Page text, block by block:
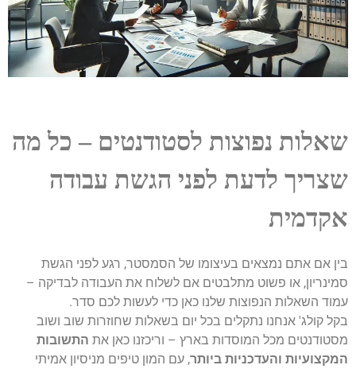
שאלות נפוצות לסטודנטים – כל מה
שצריך לדעת לפני הגשת עבודה
אקדמית
בין אם אתם נמצאים בעיצומו של הסמסטר, רגע לפני הגשת
סמינריון, או פשוט מתלבטים אם לשלוח את העבודה לבדיקה –
עמוד השאלות הנפוצות שלנו כאן כדי לעשות לכם סדר.
בקל קולג' אנחנו נתקלים בכל יום בשאלות שחוזרות שוב ושוב
מסטודנטים מכל המוסדות בארץ – וריכזנו כאן את התשובות
המקצועיות והעדכניות ביותר, עם המון טיפים מניסיון אמיתי